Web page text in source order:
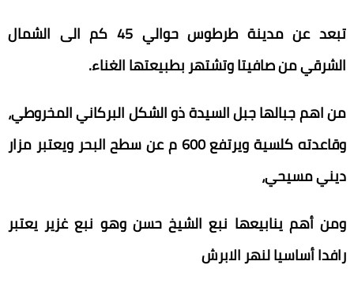
تبعد عن مدينة طرطوس حوالي 45 كم الى الشمال
الشرقي من صافيتا وتشتهر بطبيعتها الغناء.
من اهم جبالها جبل السيدة ذو الشكل البركاني المخروطي،
وقاعدته كلسية ويرتفع 600 م عن سطح البحر ويعتبر مزار
ديني مسيحي،
ومن أهم ينابيعها نبع الشيخ حسن وهو نبع غزير يعتبر
رافدا أساسيا لنهر الابرش